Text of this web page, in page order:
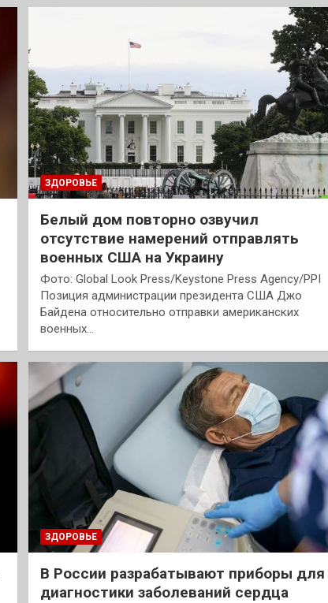
ЗДОРОВЬЕ
Белый дом повторно озвучил
отсутствие намерений отправлять
военных США на Украину
Фото: Global Look Press/Keystone Press Agency/PPI
Позиция администрации президента США Джо
Байдена относительно отправки американских
военных…
ЗДОРОВЬЕ
В России разрабатывают приборы для
диагностики заболеваний сердца